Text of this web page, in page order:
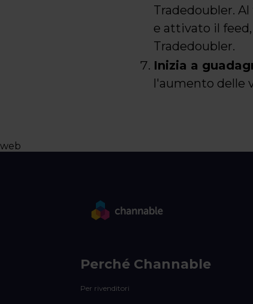
Tradedoubler.
e attivato il
Tradedoubler.
Inizia a
l'aumento delle
web
Perché Channable
Per rivenditori